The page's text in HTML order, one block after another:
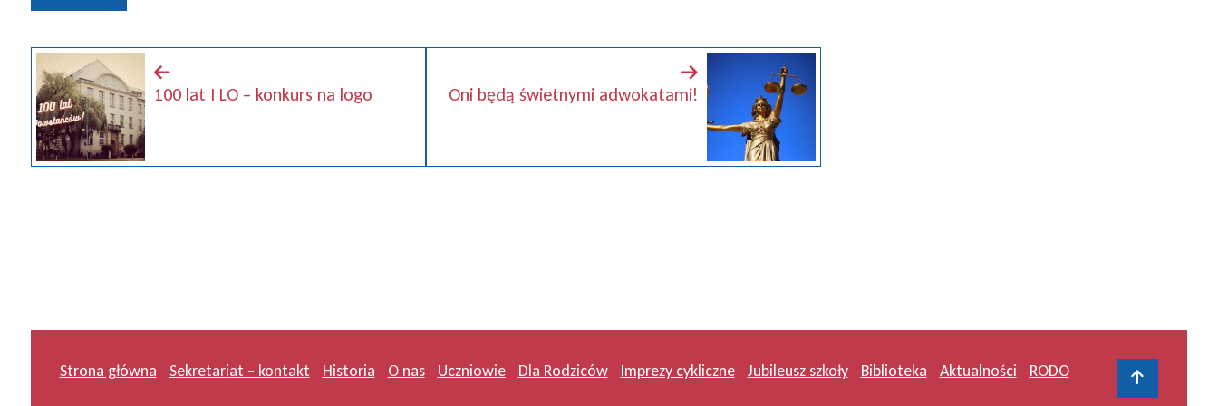
100 lat I LO – konkurs na logo Oni będą świetnymi adwokatami!
Strona główna Sekretariat – kontakt Historia O nas Uczniowie Dla Rodziców Imprezy cykliczne Jubileusz szkoły Biblioteka Aktualności RODO Do